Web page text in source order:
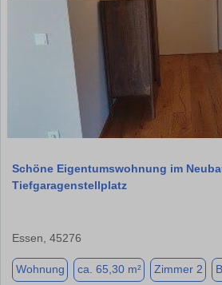
Schöne Eigentumswohnung im
Tiefgaragenstellplatz
Essen, 45276
Wohnung ca. 65,30 m² Zimmer 2